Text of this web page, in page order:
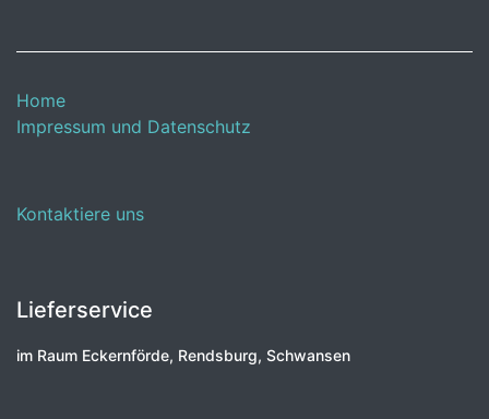
Home
Impressum und Datenschutz
Kontaktiere uns
Lieferservice
im Raum Eckernförde, Rendsburg, Schwansen